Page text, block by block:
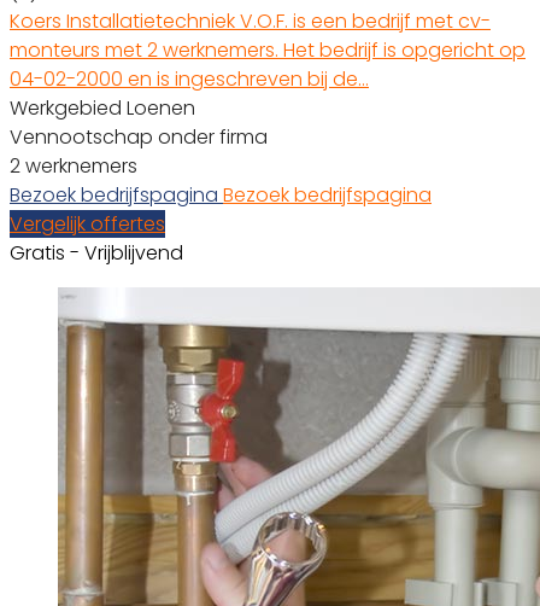
Koers Installatietechniek V.O.F. is een bedrijf met cv-
monteurs met 2 werknemers. Het bedrijf is opgericht op
04-02-2000 en is ingeschreven bij de…
Werkgebied Loenen
Vennootschap onder firma
2 werknemers
Bezoek bedrijfspagina Bezoek bedrijfspagina
Vergelijk offertes
Gratis - Vrijblijvend